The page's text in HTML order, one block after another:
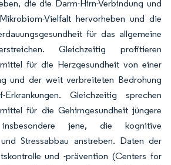
die die Darm-Hirn-Verbindung und
Vielfalt hervorheben und die
für das allgemeine
Gleichzeitig profitieren
für die Herzgesundheit von einer
und der weit verbreiteten Bedrohung
Erkrankungen. Gleichzeitig sprechen
für die Gehirngesundheit jüngere
jene, die kognitive
Stressabbau anstreben. Daten der
und -prävention (Centers for